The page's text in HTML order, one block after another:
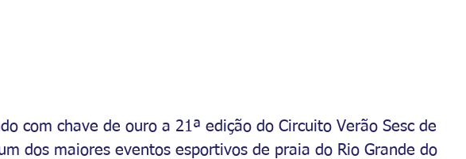
com chave de ouro a 21ª edição do Circuito Verão Sesc de
dos maiores eventos esportivos de praia do Rio Grande do